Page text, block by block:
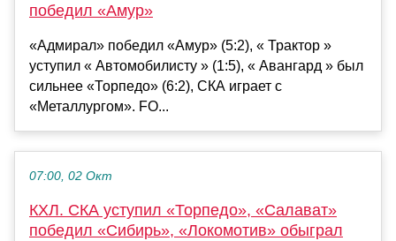
победил «Амур»
«Адмирал» победил «Амур» (5:2), « Трактор »
уступил « Автомобилисту » (1:5), « Авангард » был
сильнее «Торпедо» (6:2), СКА играет с
«Металлургом». FO...
07:00, 02 Окт
КХЛ. СКА уступил «Торпедо», «Салават»
победил «Сибирь», «Локомотив» обыграл